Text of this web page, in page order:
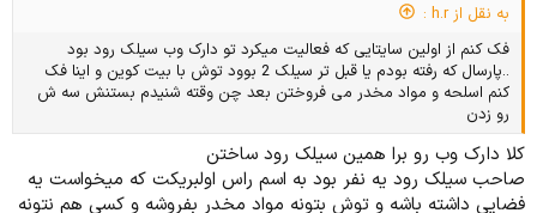
به نقل از h.r :
فک کنم از اولین سایتایی که فعالیت میکرد تو دارک وب سیلک رود بود
..پارسال که رفته بودم یا قبل تر سیلک 2 بوود توش با بیت کوین و اینا فک
کنم اسلحه و مواد مخدر می فروختن بعد چن وقته شنیدم بستنش سه ش
رو زدن
کلا دارک وب رو برا همین سیلک رود ساختن
صاحب سیلک رود یه نفر بود به اسم راس اولبریکت که میخواست یه
فضایی داشته باشه و توش بتونه مواد مخدر بفروشه و کسی هم نتونه